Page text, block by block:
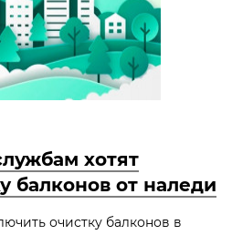
хотят
балконов от наледи
очистку балконов в